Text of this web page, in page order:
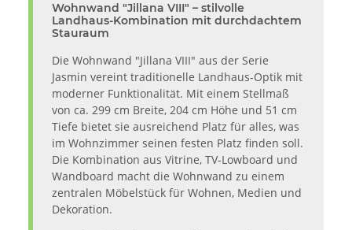
Wohnwand "Jillana VIII" – stilvolle
Landhaus-Kombination mit durchdachtem
Stauraum
Die Wohnwand "Jillana VIII" aus der Serie
Jasmin vereint traditionelle Landhaus-Optik mit
moderner Funktionalität. Mit einem Stellmaß
von ca. 299 cm Breite, 204 cm Höhe und 51 cm
Tiefe bietet sie ausreichend Platz für alles, was
im Wohnzimmer seinen festen Platz finden soll.
Die Kombination aus Vitrine, TV-Lowboard und
Wandboard macht die Wohnwand zu einem
zentralen Möbelstück für Wohnen, Medien und
Dekoration.